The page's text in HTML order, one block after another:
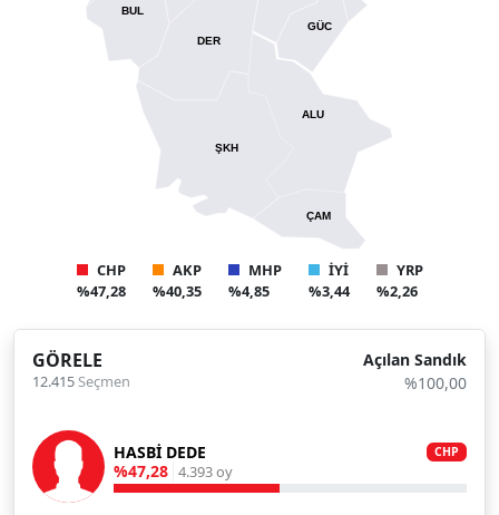
ALU
BUL
DER
ŞKH
ÇAM
GÜC
CHP
%47,28
AKP
%40,35
MHP
%4,85
İYİ
%3,44
YRP
%2,26
GÖRELE
12.415Seçmen
Açılan Sandık
%100,00
HASBİ DEDE CHP
%47,28 4.393 oy